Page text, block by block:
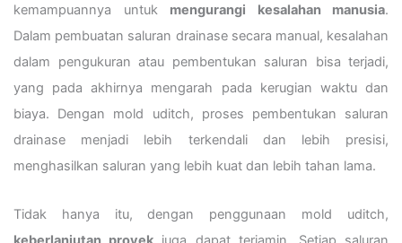
kemampuannya untuk mengurangi kesalahan manusia.
Dalam pembuatan saluran drainase secara manual, kesalahan
dalam pengukuran atau pembentukan saluran bisa terjadi,
yang pada akhirnya mengarah pada kerugian waktu dan
biaya. Dengan mold uditch, proses pembentukan saluran
drainase menjadi lebih terkendali dan lebih presisi,
menghasilkan saluran yang lebih kuat dan lebih tahan lama.
Tidak hanya itu, dengan penggunaan mold uditch,